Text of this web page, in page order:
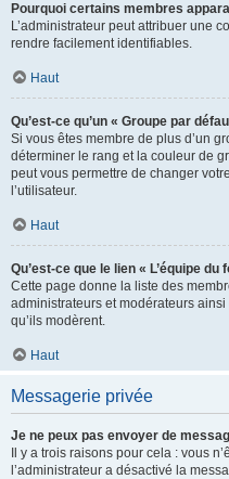
Pourquoi certains membres
L’administrateur peut attribuer une
rendre facilement identifiables.
Haut
Qu’est-ce qu’un « Groupe par
Si vous êtes membre de plus d’un
déterminer le rang et la couleur de
peut vous permettre de changer
l’utilisateur.
Haut
Qu’est-ce que le lien « L’équipe du
Cette page donne la liste des
administrateurs et modérateurs
qu’ils modèrent.
Haut
Messagerie privée
Je ne peux pas envoyer de
Il y a trois raisons pour cela : vous
l’administrateur a désactivé la